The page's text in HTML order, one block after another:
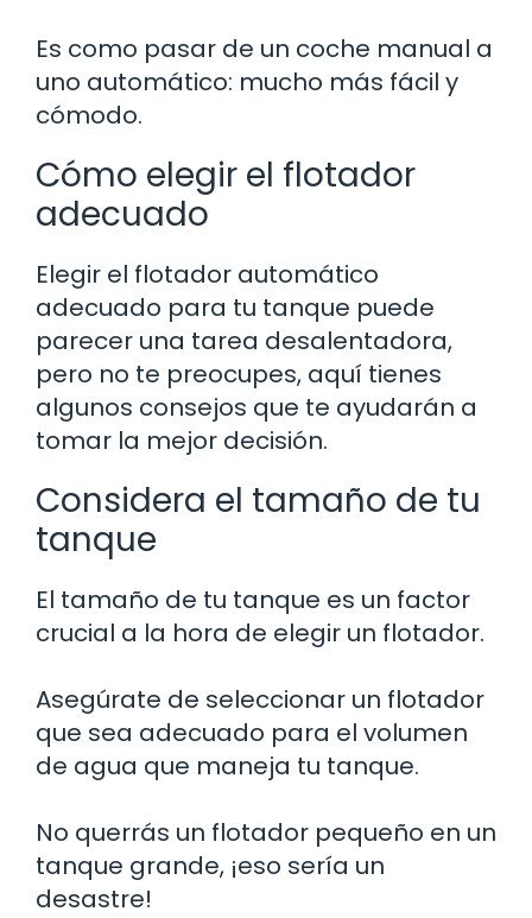
Es como pasar de un coche manual a
uno automático: mucho más fácil y
cómodo.
Cómo elegir el flotador
adecuado
Elegir el flotador automático
adecuado para tu tanque puede
parecer una tarea desalentadora,
pero no te preocupes, aquí tienes
algunos consejos que te ayudarán a
tomar la mejor decisión.
Considera el tamaño de tu
tanque
El tamaño de tu tanque es un factor
crucial a la hora de elegir un flotador.
Asegúrate de seleccionar un flotador
que sea adecuado para el volumen
de agua que maneja tu tanque.
No querrás un flotador pequeño en un
tanque grande, ¡eso sería un
desastre!